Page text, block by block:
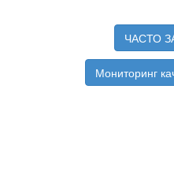
ЧАСТО
Мониторинг